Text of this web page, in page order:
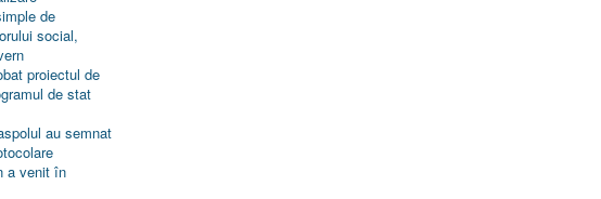
de
social,
proiectul de
de stat
au semnat
a venit în